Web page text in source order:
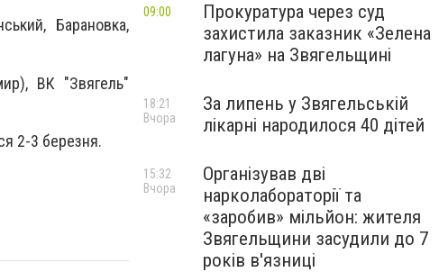
Барановка,
ВК "Звягель"
2-3 березня.
Прокуратура через суд
захистила заказник «Зелена
лагуна» на Звягельщині
09:00
За липень у Звягельській
лікарні народилося 40 дітей
18:21
Вчора
Організував дві
нарколабораторії та
«заробив» мільйон: жителя
Звягельщини засудили до 7
років в'язниці
15:32
Вчора